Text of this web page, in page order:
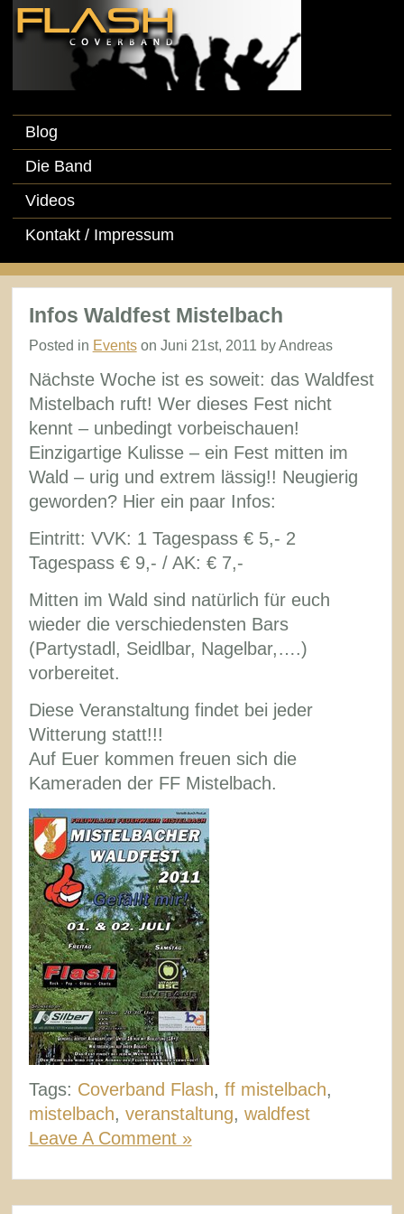
Blog
Die Band
Videos
Kontakt / Impressum
Infos Waldfest Mistelbach
Posted in Eventson Juni 21st, 2011 by Andreas
Nächste Woche ist es soweit: das Waldfest
Mistelbach ruft! Wer dieses Fest nicht
kennt – unbedingt vorbeischauen!
Einzigartige Kulisse – ein Fest mitten im
Wald – urig und extrem lässig!! Neugierig
geworden? Hier ein paar Infos:
Eintritt: VVK: 1 Tagespass € 5,- 2
Tagespass € 9,- / AK: € 7,-
Mitten im Wald sind natürlich für euch
wieder die verschiedensten Bars
(Partystadl, Seidlbar, Nagelbar,….)
vorbereitet.
Diese Veranstaltung findet bei jeder
Witterung statt!!!
Auf Euer kommen freuen sich die
Kameraden der FF Mistelbach.
Tags: Coverband Flash, ff mistelbach,
mistelbach, veranstaltung, waldfest
Leave A Comment »